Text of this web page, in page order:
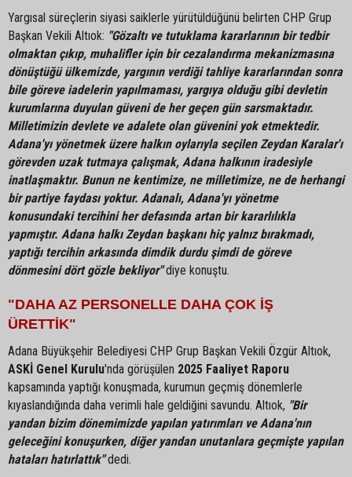
Yargısal süreçlerin siyasi saiklerle yürütüldüğünü belirten CHP Grup
Başkan Vekili Altıok: "Gözaltı ve tutuklama kararlarının bir tedbir
olmaktan çıkıp, muhalifler için bir cezalandırma mekanizmasına
dönüştüğü ülkemizde, yargının verdiği tahliye kararlarından sonra
bile göreve iadelerin yapılmaması, yargıya olduğu gibi devletin
kurumlarına duyulan güveni de her geçen gün sarsmaktadır.
Milletimizin devlete ve adalete olan güvenini yok etmektedir.
Adana'yı yönetmek üzere halkın oylarıyla seçilen Zeydan Karalar'ı
görevden uzak tutmaya çalışmak, Adana halkının iradesiyle
inatlaşmaktır. Bunun ne kentimize, ne milletimize, ne de herhangi
bir partiye faydası yoktur. Adanalı, Adana'yı yönetme
konusundaki tercihini her defasında artan bir kararlılıkla
yapmıştır. Adana halkı Zeydan başkanı hiç yalnız bırakmadı,
yaptığı tercihin arkasında dimdik durdu şimdi de göreve
dönmesini dört gözle bekliyor"diye konuştu.
"DAHA AZ PERSONELLE DAHA ÇOK İŞ
ÜRETTİK"
Adana Büyükşehir Belediyesi CHP Grup Başkan Vekili Özgür Altıok,
ASKİ Genel Kurulu'nda görüşülen 2025 Faaliyet Raporu
kapsamında yaptığı konuşmada, kurumun geçmiş dönemlerle
kıyaslandığında daha verimli hale geldiğini savundu. Altıok, "Bir
yandan bizim dönemimizde yapılan yatırımları ve Adana'nın
geleceğini konuşurken, diğer yandan unutanlara geçmişte yapılan
hataları hatırlattık"dedi.